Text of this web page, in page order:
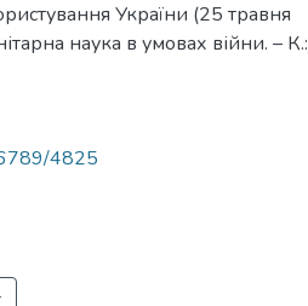
України (25 травня
наука в умовах війни. – К.:
4825